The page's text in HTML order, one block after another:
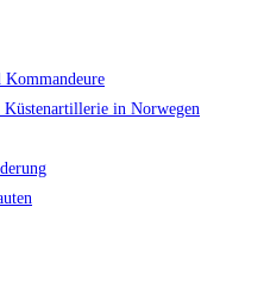
Küstenartillerie in Norwegen